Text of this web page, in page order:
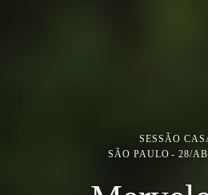
SESSÃO
SÃO PAULO
28/